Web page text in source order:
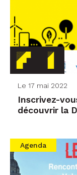
Le 17 mai 2022
Inscrivez-
découvrir la
Agenda